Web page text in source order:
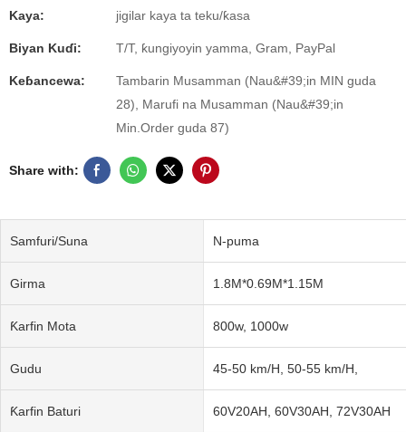
Kaya: jigilar kaya ta teku/ƙasa
Biyan Kuɗi: T/T, ƙungiyoyin yamma, Gram, PayPal
Keɓancewa:
Tambarin Musamman (Nau&#39;in MIN guda
28), Marufi na Musamman (Nau&#39;in
Min.Order guda 87)
Share with:
Samfuri/Suna N-puma
Girma 1.8M*0.69M*1.15M
Ƙarfin Mota 800w, 1000w
Gudu 45-50 km/H, 50-55 km/H,
Ƙarfin Baturi 60V20AH, 60V30AH, 72V30AH